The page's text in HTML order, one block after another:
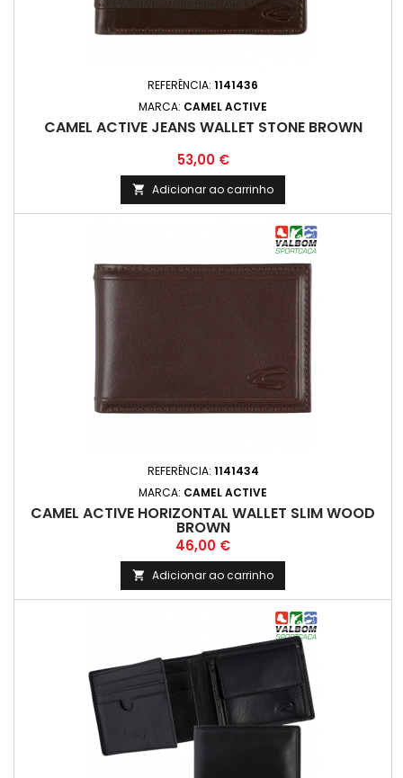
REFERÊNCIA: 1141436
MARCA: CAMEL ACTIVE
CAMEL ACTIVE JEANS WALLET STONE BROWN
Preço
53,00 €
 Adicionar ao carrinho
REFERÊNCIA: 1141434
MARCA: CAMEL ACTIVE
CAMEL ACTIVE HORIZONTAL WALLET SLIM WOOD
BROWN
Preço
46,00 €
 Adicionar ao carrinho